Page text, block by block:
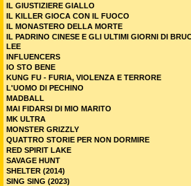
IL GIUSTIZIERE GIALLO
IL KILLER GIOCA CON IL FUOCO
IL MONASTERO DELLA MORTE
IL PADRINO CINESE E GLI ULTIMI GIORNI DI
LEE
INFLUENCERS
IO STO BENE
KUNG FU - FURIA, VIOLENZA E TERRORE
L'UOMO DI PECHINO
MADBALL
MAI FIDARSI DI MIO MARITO
MK ULTRA
MONSTER GRIZZLY
QUATTRO STORIE PER NON DORMIRE
RED SPIRIT LAKE
SAVAGE HUNT
SHELTER (2014)
SING SING (2023)